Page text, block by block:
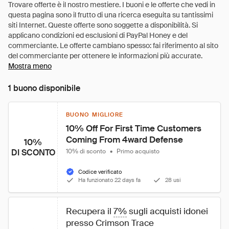
Mostra meno
1 buono disponibile
10%
DI SCONTO
BUONO MIGLIORE
10% Off For First Time Customers
Coming From 4ward Defense
10% di sconto • Primo acquisto
Codice verificato
Ha funzionato 22 days fa
28 usi
Recupera il 7% sugli acquisti idonei
presso Crimson Trace